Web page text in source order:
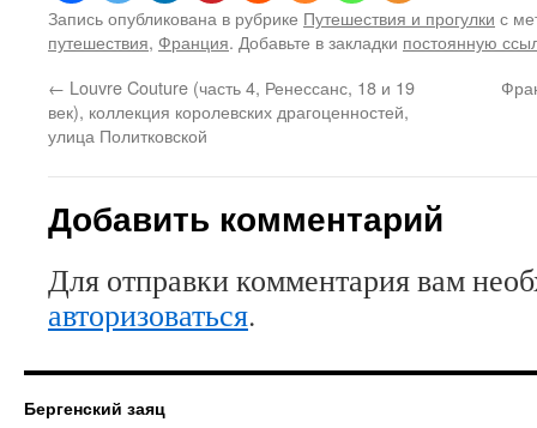
Запись опубликована в рубрике Путешествия и прогулки с
путешествия, Франция. Добавьте в закладки постоянную
← Louvre Couture (часть 4, Ренессанс, 18 и 19
век), коллекция королевских драгоценностей,
улица Политковской
Добавить комментарий
Для отправки комментария вам
авторизоваться.
Бергенский заяц